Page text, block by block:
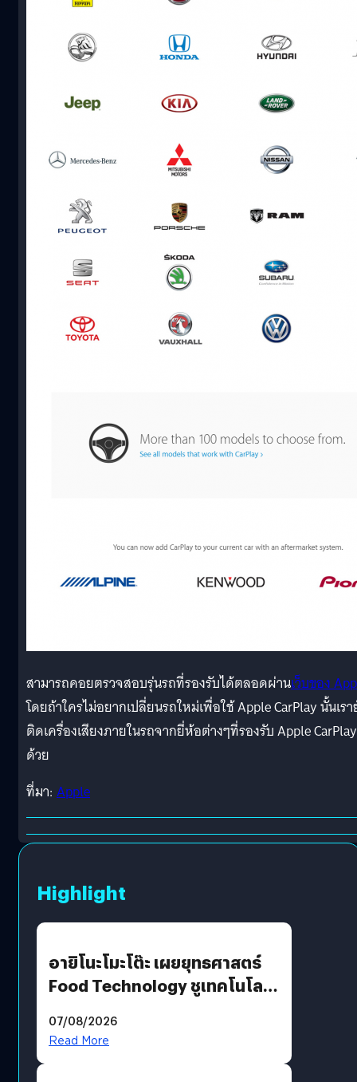
สามารถคอยตรวจสอบรุ่นรถที่รองรับได้ตลอดผ่านเว็บของ
โดยถ้าใครไม่อยากเปลี่ยนรถใหม่เพื่อใช้ Apple CarPlay นั้นเร
ติดเครื่องเสียงภายในรถจากยี่ห้อต่างๆที่รองรับ Apple CarPlay
ด้วย
ที่มา: Apple
Highlight
อายิโนะโมะโต๊ะ เผยยุทธศาสตร์
Food Technology ชูเทคโนโลยี
บริโภคและ B2B
07/08/2026
Read More